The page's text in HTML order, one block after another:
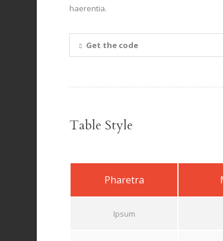
haerentia.
Get the code
Table Style
Pharetra
Ipsum